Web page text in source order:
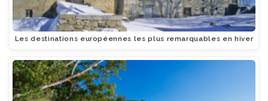
Les destinations européennes les plus remarquables en hiver